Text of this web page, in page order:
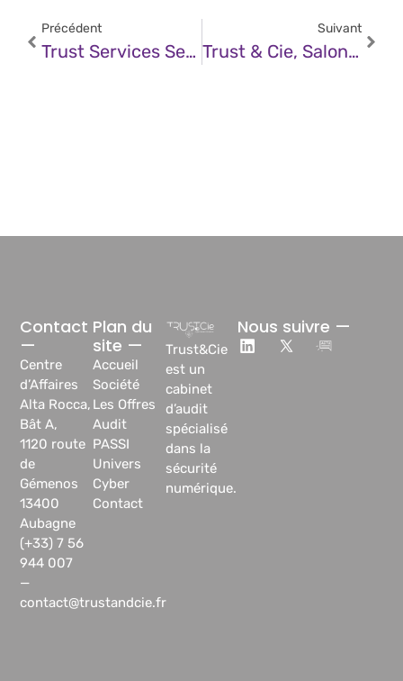
Précédent
Trust Services Security Incidents
Suivant
Trust & Cie, Salon AccesSecurity 2024
Trust&Cie
est un
cabinet
d’audit
spécialisé
dans la
sécurité
numérique.
Plan du
site —
Accueil
Société
Les Offres
Audit
PASSI
Univers
Cyber
Contact
Contact
—
Centre
d’Affaires
Alta Rocca,
Bât A,
1120 route
de
Gémenos
13400
Aubagne
(+33) 7 56
944 007
—
contact@trustandcie.fr
Nous suivre —